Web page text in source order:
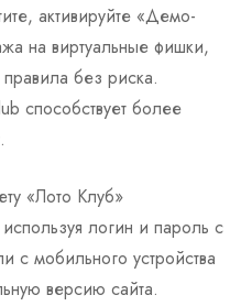
активируйте «Демо-
на виртуальные фишки,
без риска.
способствует более
«Лото Клуб»
логин и пароль с
с мобильного устройства
версию сайта.